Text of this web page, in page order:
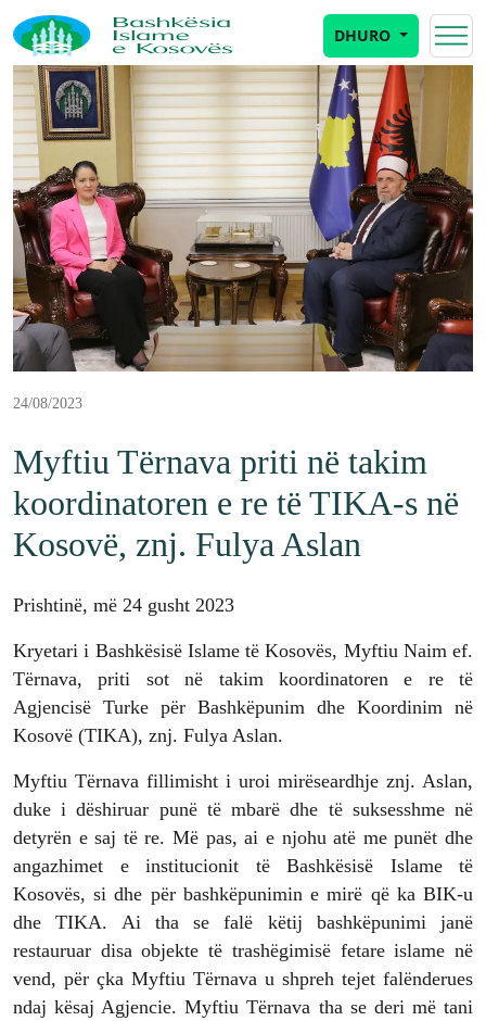
DHURO
24/08/2023
Myftiu Tërnava priti në takim
koordinatoren e re të TIKA-s në
Kosovë, znj. Fulya Aslan
Prishtinë, më 24 gusht 2023
Kryetari i Bashkësisë Islame të Kosovës, Myftiu Naim ef.
Tërnava, priti sot në takim koordinatoren e re të
Agjencisë Turke për Bashkëpunim dhe Koordinim në
Kosovë (TIKA), znj. Fulya Aslan.
Myftiu Tërnava fillimisht i uroi mirëseardhje znj. Aslan,
duke i dëshiruar punë të mbarë dhe të suksesshme në
detyrën e saj të re. Më pas, ai e njohu atë me punët dhe
angazhimet e institucionit të Bashkësisë Islame të
Kosovës, si dhe për bashkëpunimin e mirë që ka BIK-u
dhe TIKA. Ai tha se falë këtij bashkëpunimi janë
restauruar disa objekte të trashëgimisë fetare islame në
vend, për çka Myftiu Tërnava u shpreh tejet falënderues
ndaj kësaj Agjencie. Myftiu Tërnava tha se deri më tani